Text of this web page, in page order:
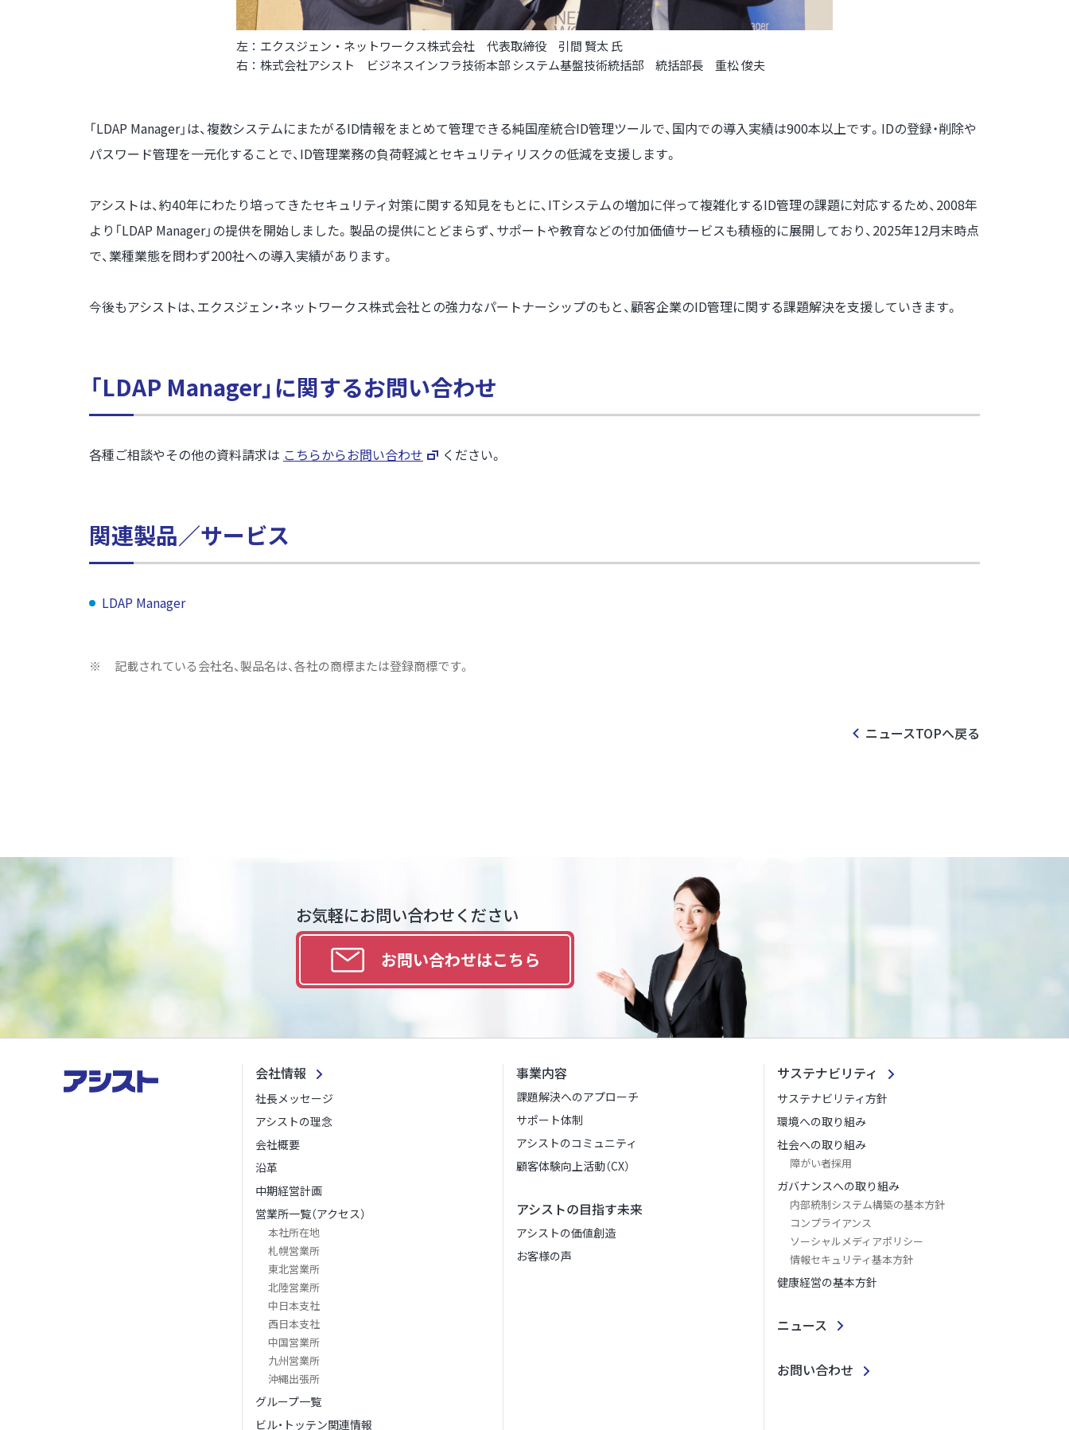
左：エクスジェン・ネットワークス株式会社 代表取締役 引間 賢太 氏
右：株式会社アシスト ビジネスインフラ技術本部 システム基盤技術統括部 統括部長 重松 俊夫
「LDAP Manager」は、複数システムにまたがるID情報をまとめて管理できる純国産統合ID管理ツールで、国内での導入実績は900本以上です。IDの登録・削除や
パスワード管理を一元化することで、ID管理業務の負荷軽減とセキュリティリスクの低減を支援します。
アシストは、約40年にわたり培ってきたセキュリティ対策に関する知見をもとに、ITシステムの増加に伴って複雑化するID管理の課題に対応するため、2008年
より「LDAP Manager」の提供を開始しました。製品の提供にとどまらず、サポートや教育などの付加価値サービスも積極的に展開しており、2025年12月末時点
で、業種業態を問わず200社への導入実績があります。
今後もアシストは、エクスジェン・ネットワークス株式会社との強力なパートナーシップのもと、顧客企業のID管理に関する課題解決を支援していきます。
「LDAP Manager」に関するお問い合わせ
各種ご相談やその他の資料請求は こちらからお問い合わせ ください。
関連製品／サービス
LDAP Manager
※ 記載されている会社名、製品名は、各社の商標または登録商標です。
ニュースTOPへ戻る
お気軽にお問い合わせください
お問い合わせはこちら
会社情報
社長メッセージ
アシストの理念
会社概要
沿革
中期経営計画
営業所一覧（アクセス）
本社所在地
札幌営業所
東北営業所
北陸営業所
中日本支社
西日本支社
中国営業所
九州営業所
沖縄出張所
グループ一覧
ビル・トッテン関連情報
事業内容
課題解決へのアプローチ
サポート体制
アシストのコミュニティ
顧客体験向上活動（CX）
アシストの目指す未来
アシストの価値創造
お客様の声
サステナビリティ
サステナビリティ方針
環境への取り組み
社会への取り組み
障がい者採用
ガバナンスへの取り組み
内部統制システム構築の基本方針
コンプライアンス
ソーシャルメディアポリシー
情報セキュリティ基本方針
健康経営の基本方針
ニュース
お問い合わせ